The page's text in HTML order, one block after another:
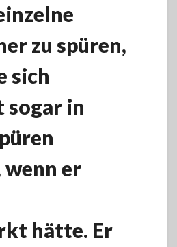
zu spüren,
sich
in
er
hätte. Er